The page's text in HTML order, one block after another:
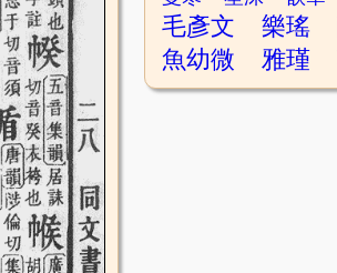
毛彥文 樂瑤
魚幼微
雅瑾